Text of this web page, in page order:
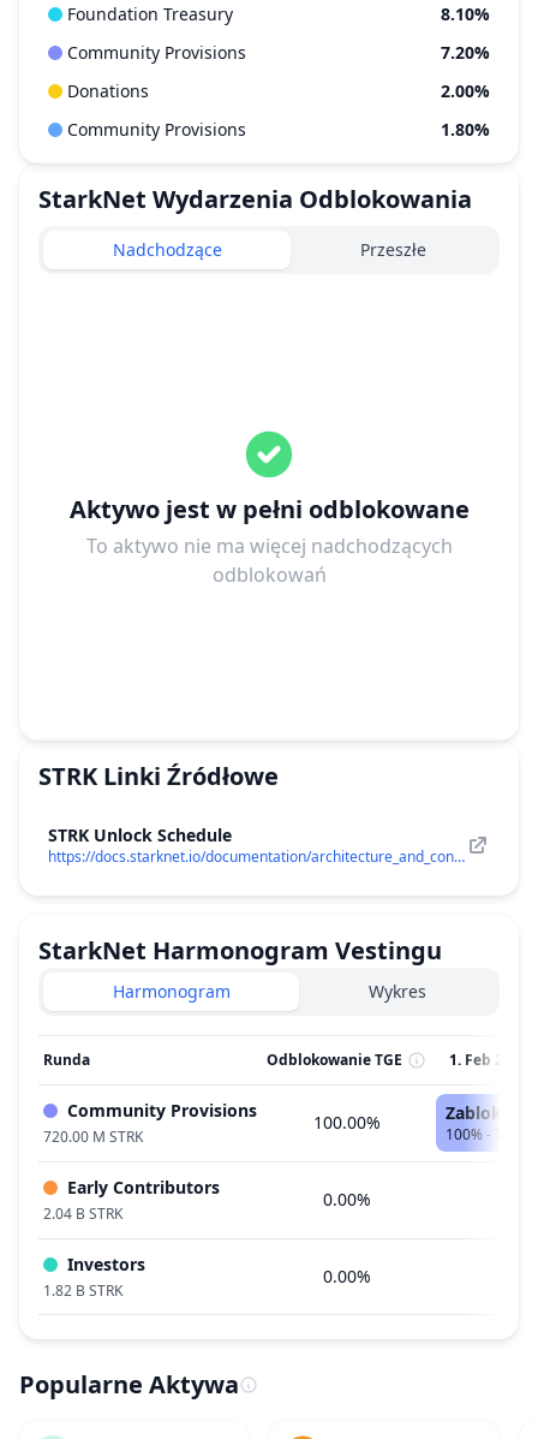
Foundation Treasury
8.10%
Community Provisions
7.20%
Donations
2.00%
Community Provisions
1.80%
StarkNet Wydarzenia Odblokowania
Nadchodzące Przeszłe
Aktywo jest w pełni odblokowane
To aktywo nie ma więcej nadchodzących
odblokowań
STRK Linki Źródłowe
STRK Unlock Schedule
https://docs.starknet.io/documentation/architecture_and_concepts/Economics-of-Starknet/
StarkNet Harmonogram Vestingu
Harmonogram Wykres
Runda Odblokowanie TGE 1. Feb 2024
Community Provisions
720.00 M STRK
100.00%
100% -
Early Contributors
2.04 B STRK
0.00%
Investors
1.82 B STRK
0.00%
Popularne Aktywa